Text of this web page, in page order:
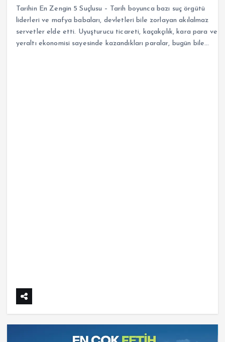
Tarihin En Zengin 5 Suçlusu – Tarih boyunca bazı suç örgütü
liderleri ve mafya babaları, devletleri bile zorlayan akılalmaz
servetler elde etti. Uyuşturucu ticareti, kaçakçılık, kara para ve
yeraltı ekonomisi sayesinde kazandıkları paralar, bugün bile…